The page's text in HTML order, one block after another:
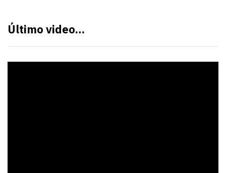
Último video…